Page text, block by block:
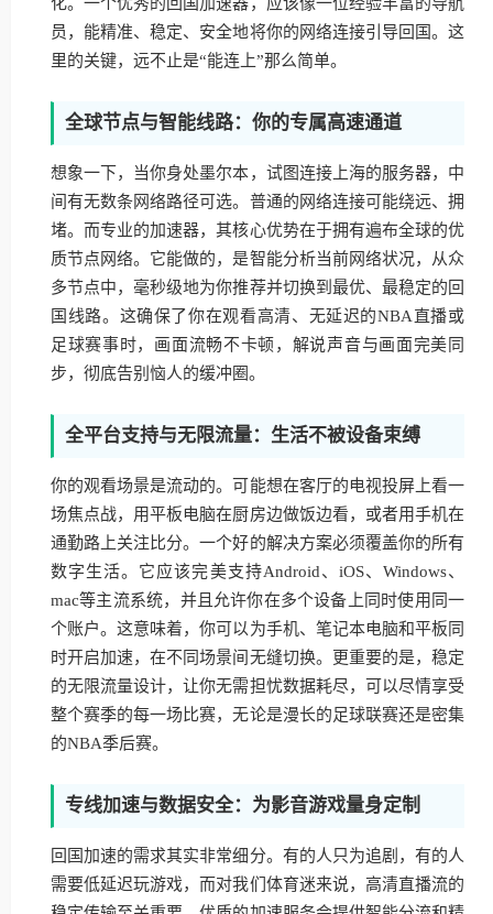
员，能精准、稳定、安全地将你的网络连接引导回国。这
里的关键，远不止是“能连上”那么简单。
全球节点与智能线路：你的专属高速通道
想象一下，当你身处墨尔本，试图连接上海的服务器，中
间有无数条网络路径可选。普通的网络连接可能绕远、拥
堵。而专业的加速器，其核心优势在于拥有遍布全球的优
质节点网络。它能做的，是智能分析当前网络状况，从众
多节点中，毫秒级地为你推荐并切换到最优、最稳定的回
国线路。这确保了你在观看高清、无延迟的NBA直播或
足球赛事时，画面流畅不卡顿，解说声音与画面完美同
步，彻底告别恼人的缓冲圈。
全平台支持与无限流量：生活不被设备束缚
你的观看场景是流动的。可能想在客厅的电视投屏上看一
场焦点战，用平板电脑在厨房边做饭边看，或者用手机在
通勤路上关注比分。一个好的解决方案必须覆盖你的所有
数字生活。它应该完美支持Android、iOS、Windows、
mac等主流系统，并且允许你在多个设备上同时使用同一
个账户。这意味着，你可以为手机、笔记本电脑和平板同
时开启加速，在不同场景间无缝切换。更重要的是，稳定
的无限流量设计，让你无需担忧数据耗尽，可以尽情享受
整个赛季的每一场比赛，无论是漫长的足球联赛还是密集
的NBA季后赛。
专线加速与数据安全：为影音游戏量身定制
回国加速的需求其实非常细分。有的人只为追剧，有的人
需要低延迟玩游戏，而对我们体育迷来说，高清直播流的